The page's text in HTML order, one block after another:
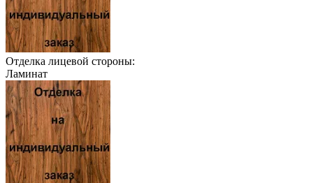
Отделка лицевой стороны:
Ламинат